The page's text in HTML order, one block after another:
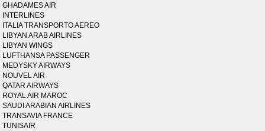
GHADAMES AIR
INTERLINES
ITALIA TRANSPORTO AEREO
LIBYAN ARAB AIRLINES
LIBYAN WINGS
LUFTHANSA PASSENGER
MEDYSKY AIRWAYS
NOUVEL AIR
QATAR AIRWAYS
ROYAL AIR MAROC
SAUDI ARABIAN AIRLINES
TRANSAVIA FRANCE
TUNISAIR